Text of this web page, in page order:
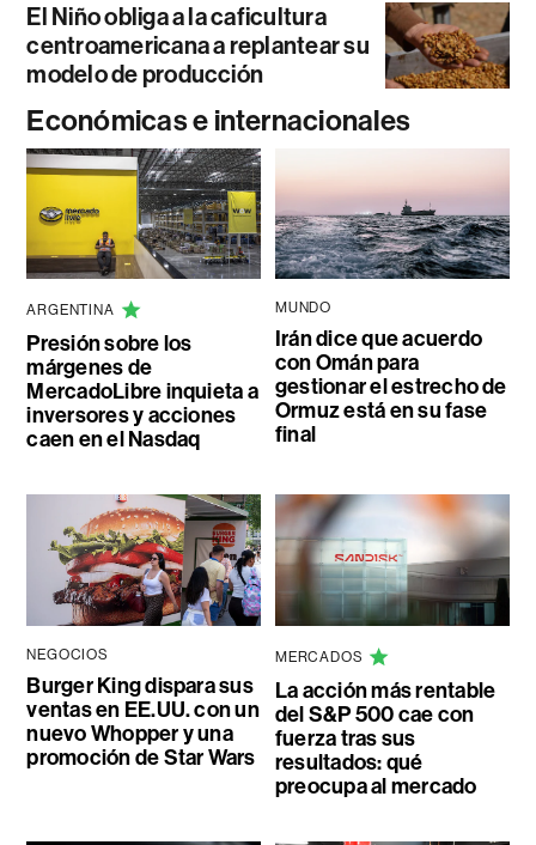
El Niño obliga a la caficultura
centroamericana a replantear su
modelo de producción
Económicas e internacionales
ARGENTINA
Presión sobre los
márgenes de
MercadoLibre inquieta a
inversores y acciones
caen en el Nasdaq
MUNDO
Irán dice que acuerdo
con Omán para
gestionar el estrecho de
Ormuz está en su fase
final
NEGOCIOS
Burger King dispara sus
ventas en EE.UU. con un
nuevo Whopper y una
promoción de Star Wars
MERCADOS
La acción más rentable
del S&P 500 cae con
fuerza tras sus
resultados: qué
preocupa al mercado